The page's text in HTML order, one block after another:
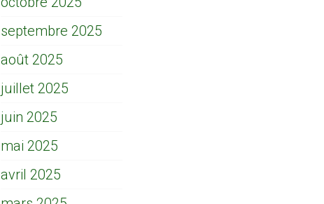
septembre 2025
août 2025
juillet 2025
juin 2025
mai 2025
avril 2025